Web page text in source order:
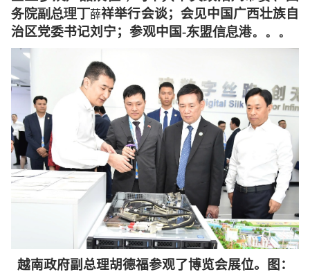
务院副总理丁薛祥举行会谈；会见中国广西壮族自
治区党委书记刘宁；参观中国-东盟信息港。。。
越南政府副总理胡德福参观了博览会展位。图：